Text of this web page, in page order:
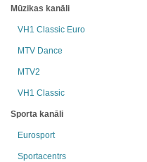
Mūzikas kanāli
VH1 Classic Euro
MTV Dance
MTV2
VH1 Classic
Sporta kanāli
Eurosport
Sportacentrs